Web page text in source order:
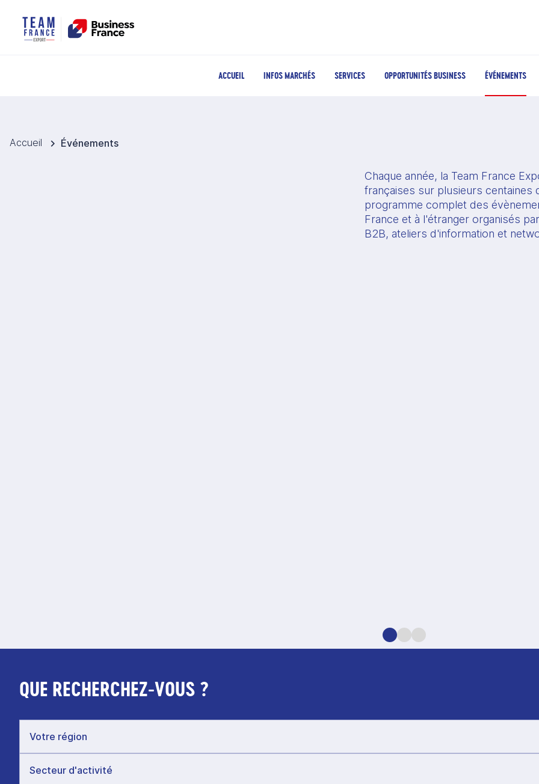
ACCUEIL INFOS MARCHÉS SERVICES OPPORTUNITÉS BUSINESS ÉVÉNEMENTS
Accueil Événements
Chaque année, la Team France
françaises sur plusieurs centaines
programme complet des
France et à l'étranger organisés
B2B, ateliers d'information et
QUE RECHERCHEZ-VOUS ?